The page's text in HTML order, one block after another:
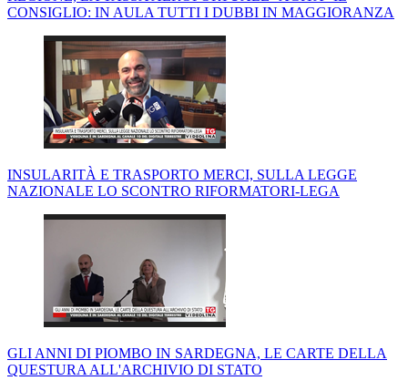
CONSIGLIO: IN AULA TUTTI I DUBBI IN MAGGIORANZA
INSULARITÀ E TRASPORTO MERCI, SULLA LEGGE
NAZIONALE LO SCONTRO RIFORMATORI-LEGA
GLI ANNI DI PIOMBO IN SARDEGNA, LE CARTE DELLA
QUESTURA ALL'ARCHIVIO DI STATO